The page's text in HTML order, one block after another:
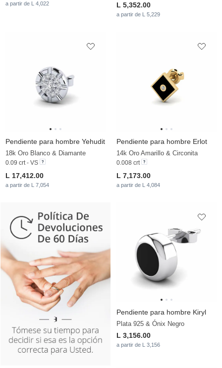
a partir de L 4,022 L 5,352.00
a partir de L 5,229
Pendiente para hombre Yehudit
18k Oro Blanco & Diamante
0.09 crt - VS
L 17,412.00
a partir de L 7,054
Pendiente para hombre Erlot
14k Oro Amarillo & Circonita
0.008 crt
L 7,173.00
a partir de L 4,084
Pendiente para hombre Kiryl
Plata 925 & Ónix Negro
L 3,156.00
a partir de L 3,156